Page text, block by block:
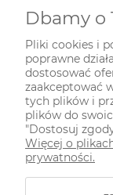
ODWIEDŹ
Dbamy o
Pliki cookies i
poprawne
dostosować
zaakceptować
tych plików i
plików do
"Dostosuj
Więcej o
prywatności.